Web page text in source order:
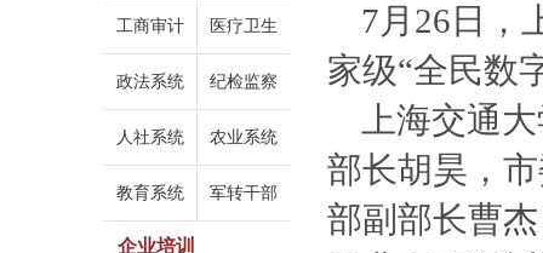
工商审计 医疗卫生
政法系统 纪检监察
人社系统 农业系统
教育系统 军转干部
企业培训
7月26日，
家级“全民数
上海交通
部长胡昊，
部副部长曹